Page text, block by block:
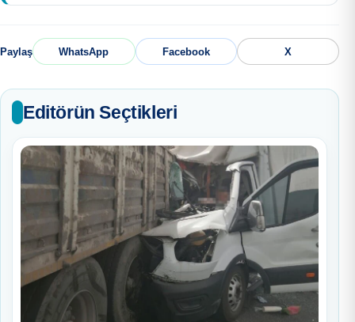
Paylaş WhatsApp Facebook X
Editörün Seçtikleri